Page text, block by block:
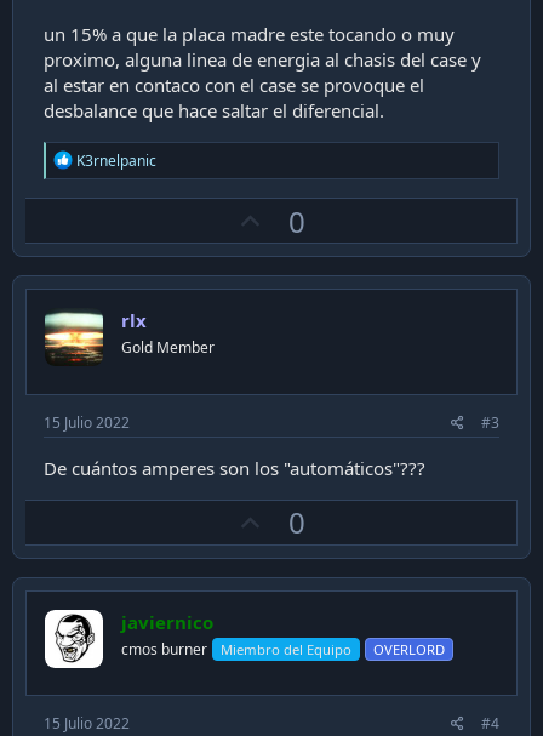
un 15% a que la placa madre este tocando o muy
proximo, alguna linea de energia al chasis del case y
al estar en contaco con el case se provoque el
desbalance que hace saltar el diferencial.
R
e
a
i
o
n
s
:
K3rnelpanic
p
v
0
rlx
Gold Member
15 Julio 2022 #3
De cuántos amperes son los "automáticos"???
p
v
t
e
0
javiernico
cmos burner Miembro del Equipo OVERLORD
15 Julio 2022 #4